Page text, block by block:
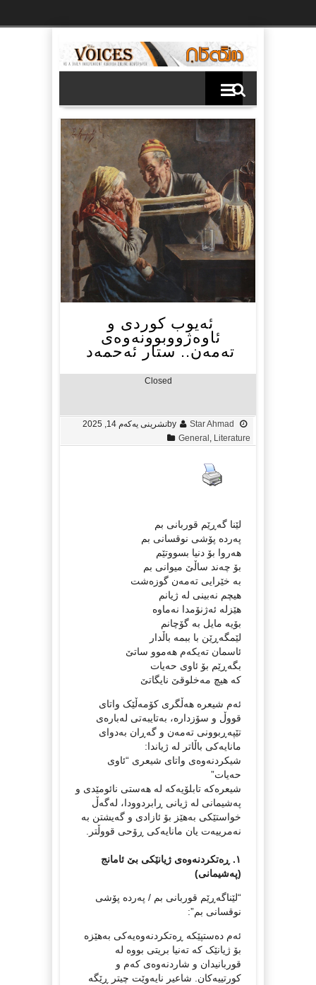
ئەیوب کوردی و
ئاوەژووبوونەوەی
تەمەن.. ستار ئەحمەد
Closed
by Star Ahmad
تشرینی یه‌كه‌م 14, 2025
General Literature
لێنا گەڕێم قوربانی بم
پەردە پۆشی نوقسانی بم
هەروا بۆ دنیا بسووتێم
بۆ چەند ساڵێ‌ میوانی بم
بە خێرایی تەمەن گوزەشت
هیچم نەبینی لە ژیانم
هێزلە ئەژنۆمدا نەماوە
بۆیە مایل بە گۆچانم
لێمگەڕێن با ببمە باڵدار
ئاسمان تەیكەم هەموو ساتێ‌
بگەڕێم بۆ ئاوی حەیات
كە هیچ مەخلوقێ‌ نایگاتێ‌
ئەم شیعرە هەڵگری کۆمەڵێک واتای
قووڵ و سۆزدارە، بەتایبەتی لەبارەی
تێپەڕبوونی تەمەن و گەڕان بەدوای
مانایەکی باڵاتر لە ژیاندا:
شیکردنەوەی واتای شیعری “ئاوی
حەیات”
شیعرەکە تابلۆیەکە لە هەستی نائومێدی و
پەشیمانی لە ژیانی ڕابردوودا، لەگەڵ
خواستێکی بەهێز بۆ ئازادی و گەیشتن بە
نەمرییەت یان مانایەکی ڕۆحی قووڵتر.
١. ڕەتکردنەوەی ژیانێکی بێ ئامانج
(پەشیمانی)
“لێناگەڕێم قوربانی بم / پەردە پۆشی
نوقسانی بم”:
ئەم دەستپێکە ڕەتکردنەوەیەکی بەهێزە
بۆ ژیانێک کە تەنیا بریتی بووە لە
قوربانیدان و شاردنەوەی کەم و
کورتییەکان. شاعیر نایەوێت چیتر ڕێگە